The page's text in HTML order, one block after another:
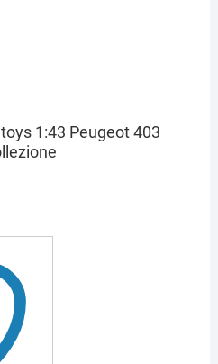
1:43 Peugeot 403